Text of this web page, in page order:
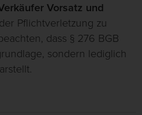
Vorsatz und
Pflichtverletzung zu
dass § 276 BGB
sondern lediglich